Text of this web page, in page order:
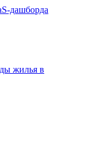
дашборда
жилья в